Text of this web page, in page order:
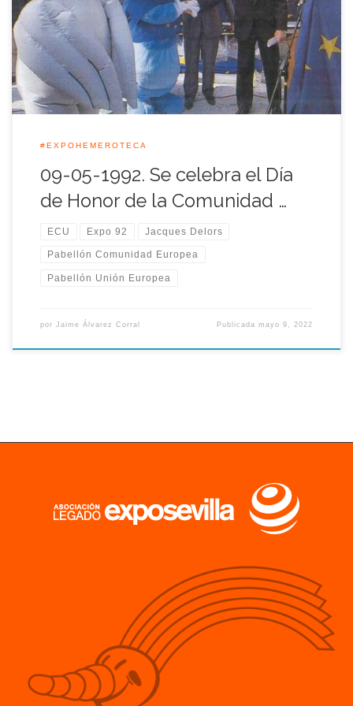
Exposición Universal, todos los países miembros de la
Comunidad Europea estuvieron presentes con un pabellón
individual, reforzando así la identidad de comunidad y
unidad en la diversidad. La jornada […]
#EXPOHEMEROTECA
09-05-1992. Se celebra el Día
de Honor de la Comunidad …
ECU Expo 92 Jacques Delors
Pabellón Comunidad Europea
Pabellón Unión Europea
por Jaime Álvarez Corral Publicadamayo 9, 2022